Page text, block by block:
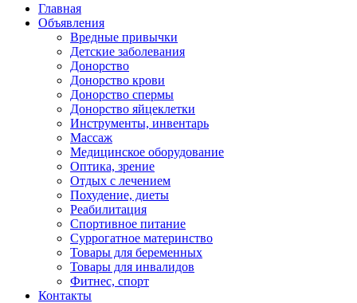
Главная
Объявления
Вредные привычки
Детские заболевания
Донорство
Донорство крови
Донорство спермы
Донорство яйцеклетки
Инструменты, инвентарь
Массаж
Медицинское оборудование
Оптика, зрение
Отдых с лечением
Похудение, диеты
Реабилитация
Спортивное питание
Суррогатное материнство
Товары для беременных
Товары для инвалидов
Фитнес, спорт
Контакты